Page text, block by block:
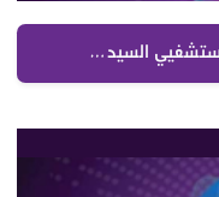
ركان ناصر الدين من مستشفيي السيدة والصليب رفع التغطيات الصحية والمزيد في موازنة 2027